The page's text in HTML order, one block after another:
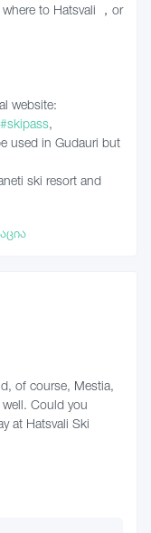
，or
website:
,
used in Gudauri but
ski resort and
of course, Mestia,
Could you
at Hatsvali Ski